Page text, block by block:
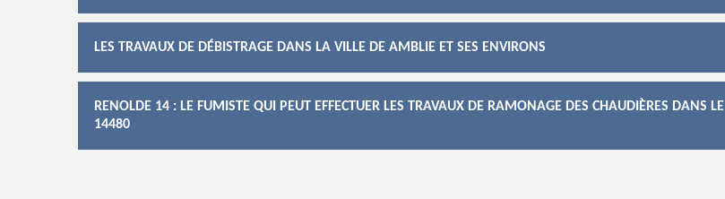
LES TRAVAUX DE DÉBISTRAGE DANS LA VILLE DE AMBLIE ET SES ENVIRONS
RENOLDE 14 : LE FUMISTE QUI PEUT EFFECTUER LES TRAVAUX DE RAMONAGE DES CHAUDIÈRES DANS LE
14480